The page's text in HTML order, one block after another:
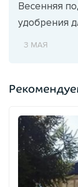
Весенняя
удобрения
3 МАЯ